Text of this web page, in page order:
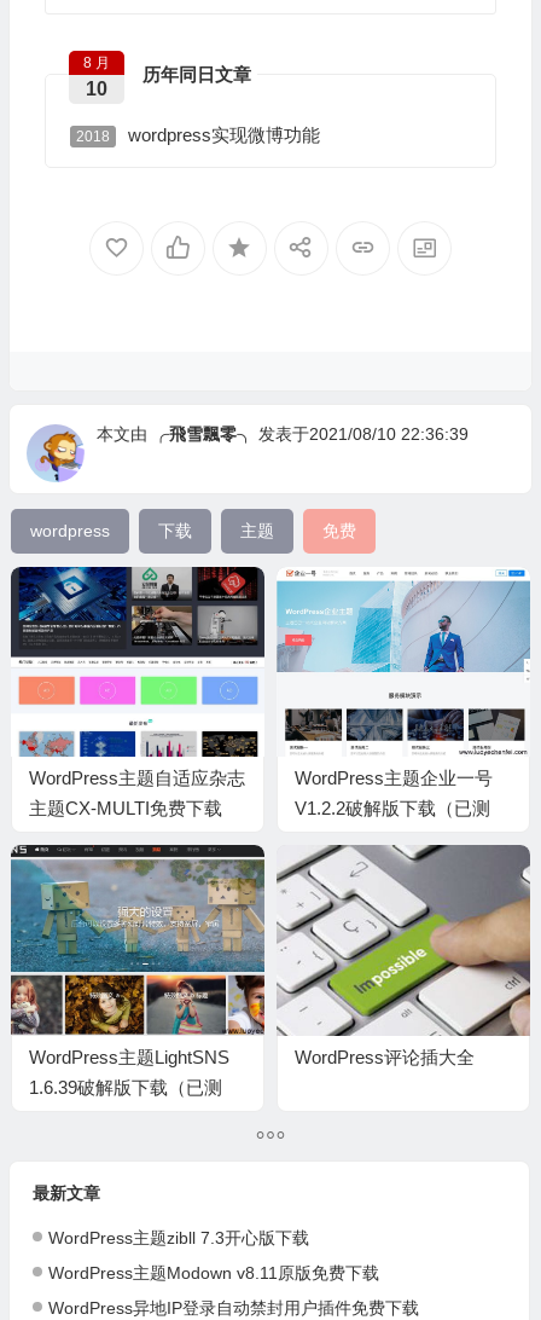
历年同日文章
8 月
10
2018 wordpress实现微博功能
本文由 ╭飛雪飄零╮ 发表于2021/08/10 22:36:39
wordpress 下载 主题 免费
WordPress主题自适应杂志
主题CX-MULTI免费下载
WordPress主题企业一号
V1.2.2破解版下载（已测
WordPress主题LightSNS
1.6.39破解版下载（已测
WordPress评论插大全
最新文章
WordPress主题zibll 7.3开心版下载
WordPress主题Modown v8.11原版免费下载
WordPress异地IP登录自动禁封用户插件免费下载